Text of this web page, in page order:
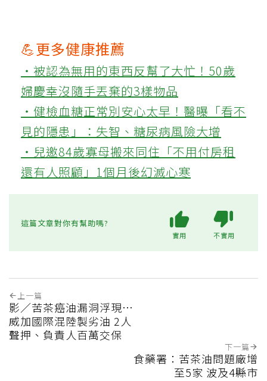
💪更多健康推薦
‧被認為無用的東西反幫了大忙！50歲
婦慶幸沒隨手丟棄的3樣物品
‧健檢血糖正常別安心太早！醫曝「看不
見的隱患」：失智、糖尿病風險大增
‧兒邀84歲寡母搬來同住「不用付房租
還有人照顧」1個月後幻滅心寒
這篇文章對你有幫助嗎?
實用 不實用
上一篇
影／苦茶癌油漏洞浮現…
威加國際混陸製劣油 2人
聲押、負責人百萬交保
下一篇
食藥署：苦茶油問題廠增
至5家 波及4縣市